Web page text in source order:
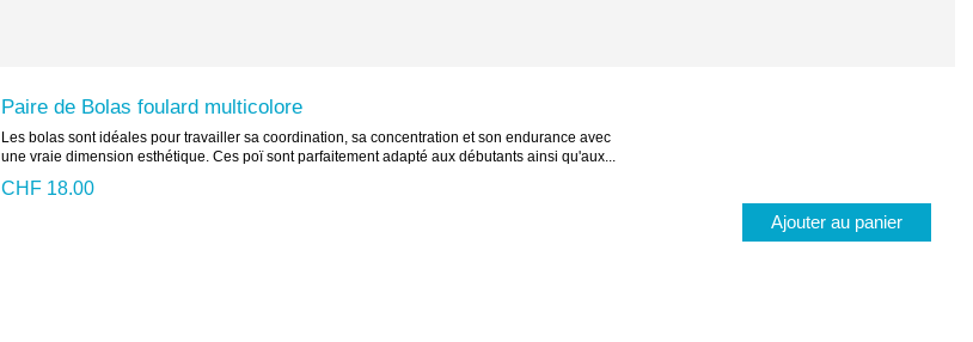
Paire de Bolas foulard multicolore
Les bolas sont idéales pour travailler sa coordination, sa concentration et son endurance avec
une vraie dimension esthétique. Ces poï sont parfaitement adapté aux débutants ainsi qu'aux...
CHF 18.00
Ajouter au panier